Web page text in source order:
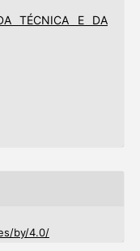
TÉCNICA E DA
by/4.0/